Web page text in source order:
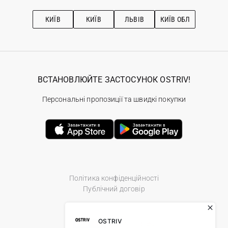
Рекомендації з догляду
КИЇВ КИЇВ ЛЬВІВ КИЇВ ОБЛ
Політика конфіденційності
Публічний договір
ВСТАНОВЛЮЙТЕ ЗАСТОСУНОК OSTRIV!
Персональні пропозиції та швидкі покупки